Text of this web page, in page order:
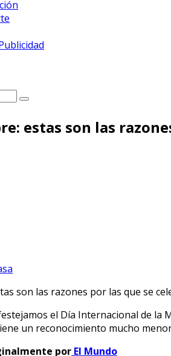
estas son las
el Día Internacional de la
un reconocimiento mucho
por El Mundo